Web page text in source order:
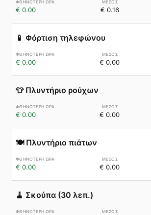
€ 0.00 € 0.16
📱 Φόρτιση τηλεφώνου
€ 0.00 € 0.00
👕 Πλυντήριο ρούχων
€ 0.00 € 0.00
🍽️ Πλυντήριο πιάτων
€ 0.00 € 0.00
🧹 Σκούπα (30 λεπ.)